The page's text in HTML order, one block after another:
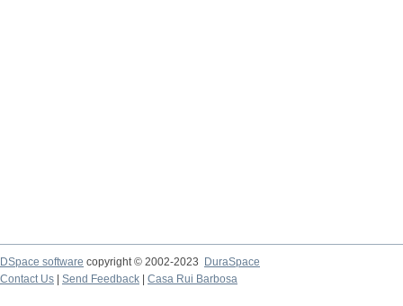
DSpace software copyright © 2002-2023
DuraSpace
Contact Us
Send Feedback Casa Rui Barbosa